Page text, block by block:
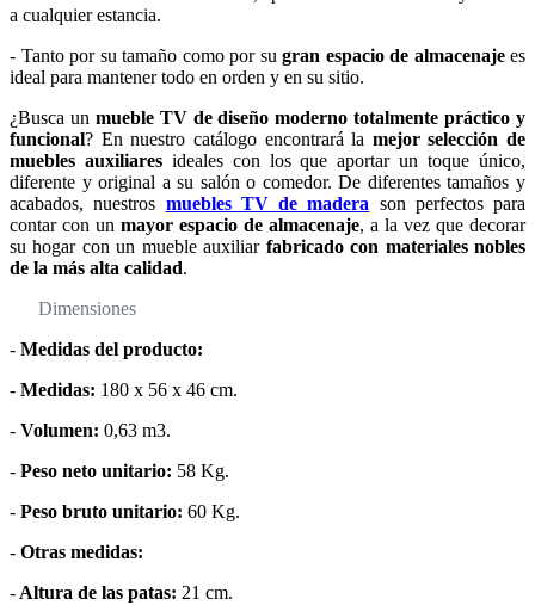
a cualquier estancia.
- Tanto por su tamaño como por su gran espacio de almacenajees
ideal para mantener todo en orden y en su sitio.
¿Busca un mueble TV de diseño moderno totalmente práctico y
funcional? En nuestro catálogo encontrará la mejor selección de
muebles auxiliaresideales con los que aportar un toque único,
diferente y original a su salón o comedor. De diferentes tamaños y
acabados, nuestros muebles TV de madera son perfectos para
contar con un mayor espacio de almacenaje, a la vez que decorar
su hogar con un mueble auxiliar fabricado con materiales nobles
de la más alta calidad.
Dimensiones
- Medidas del producto:
- Medidas: 180 x 56 x 46 cm.
- Volumen: 0,63 m3.
- Peso neto unitario: 58 Kg.
- Peso bruto unitario: 60 Kg.
- Otras medidas:
-Altura de las patas: 21 cm.